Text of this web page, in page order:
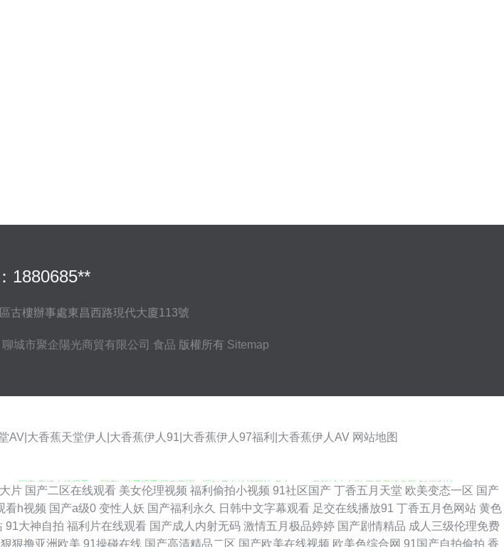
1880685**
古樓辦事處東昌西路現代大廈113號
聊城市聚企陽光商貿有限公司 食品 版權所有 Sitemap
大香蕉天堂伊人|大香蕉伊人91|大香蕉伊人97福利|大香蕉伊人AV 网站地图
线 97人人做爱的 白丝后入屁内射 成人一级a免费 黄色午夜AV 久久超碰久久超碰 青娱乐大鸡吧av 日本极品午夜剧场
合 国产精品淫秽视频 海角熟女 黄色日逼视频 加勒比综合影院 狼友久久 蜜桃福利影院 青青草青娱乐 人人干人人爽 日
片 国产二区在线观看 美女伦理视频 福利偷拍小视频 91社区国产 丁香五月天堂 欧美变态一区 国产
看h视频 国产a级0 变性人妖 国产福利永久 日韩中文字幕观看 足交在线播放91 丁香五月色网站 黄色
91大神自拍 福利片在线观看 国产成人内射无码 激情五月极品婷婷 国产剧情精品 成人三级伦理免费
狠狠撸亚洲欧美 91操碰在线 国产高清精品二区 国产欧美在线视频 欧美色综合网 91国产自拍偷拍 香